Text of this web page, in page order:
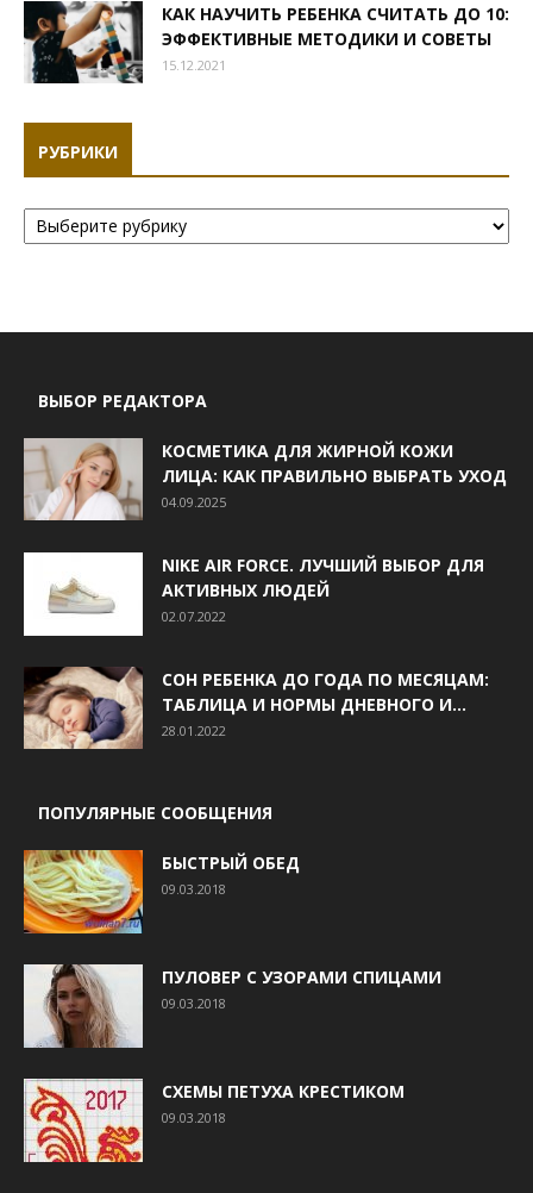
КАК НАУЧИТЬ РЕБЕНКА СЧИТАТЬ ДО 10:
ЭФФЕКТИВНЫЕ МЕТОДИКИ И СОВЕТЫ
15.12.2021
РУБРИКИ
Рубрики
ВЫБОР РЕДАКТОРА
КОСМЕТИКА ДЛЯ ЖИРНОЙ КОЖИ
ЛИЦА: КАК ПРАВИЛЬНО ВЫБРАТЬ УХОД
04.09.2025
NIKE AIR FORCE. ЛУЧШИЙ ВЫБОР ДЛЯ
АКТИВНЫХ ЛЮДЕЙ
02.07.2022
СОН РЕБЕНКА ДО ГОДА ПО МЕСЯЦАМ:
ТАБЛИЦА И НОРМЫ ДНЕВНОГО И...
28.01.2022
ПОПУЛЯРНЫЕ СООБЩЕНИЯ
БЫСТРЫЙ ОБЕД
09.03.2018
ПУЛОВЕР С УЗОРАМИ СПИЦАМИ
09.03.2018
СХЕМЫ ПЕТУХА КРЕСТИКОМ
09.03.2018